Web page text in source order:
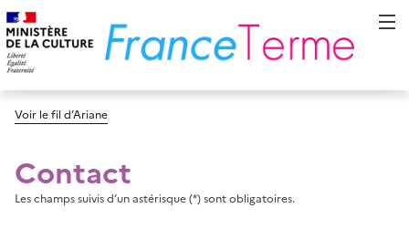
Voir le fil d’Ariane
Contact
Les champs suivis d’un astérisque (*) sont obligatoires.